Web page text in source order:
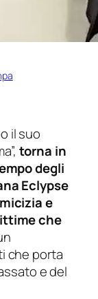
il suo
torna in
degli
Eclypse
e
che
che porta
e del